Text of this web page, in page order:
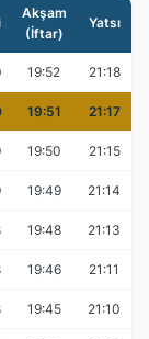
Akşam
(İftar)
Yatsı
19:52 21:18
19:51 21:17
19:50 21:15
19:49 21:14
19:48 21:13
19:46 21:11
19:45 21:10